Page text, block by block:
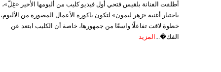
أطلقت الفنانة بلقيس فتحي أول فيديو كليب من ألبومها الأخير «غِلّ»،
باختيار أغنية «زهر ليمون» لتكون باكورة الأعمال المصورة من
خطوة لاقت تفاعلًا واسعًا من جمهورها، خاصة أن الكليب ابتعد عن
الفك�... المزيد